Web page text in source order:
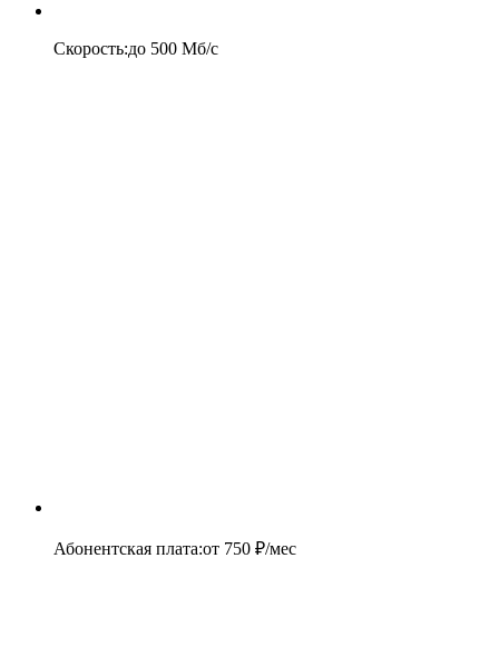
Скорость:до 500 Мб/c
Абонентская плата:от 750 ₽/мес